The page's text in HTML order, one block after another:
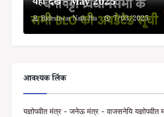
यहां देखें - May 2025
Bideshwar Nath Jha 7/03/2025
आवश्यक लिंक
यज्ञोपवीत मंत्र - जनेऊ मंत्र - वाजसनेयि